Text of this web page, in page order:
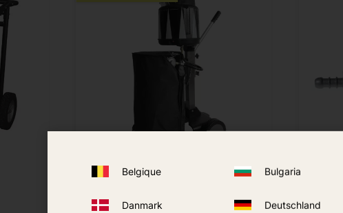
Belgique Bulgaria
Danmark Deutschland